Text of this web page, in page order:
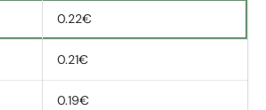
0.22€
0.21€
0.19€